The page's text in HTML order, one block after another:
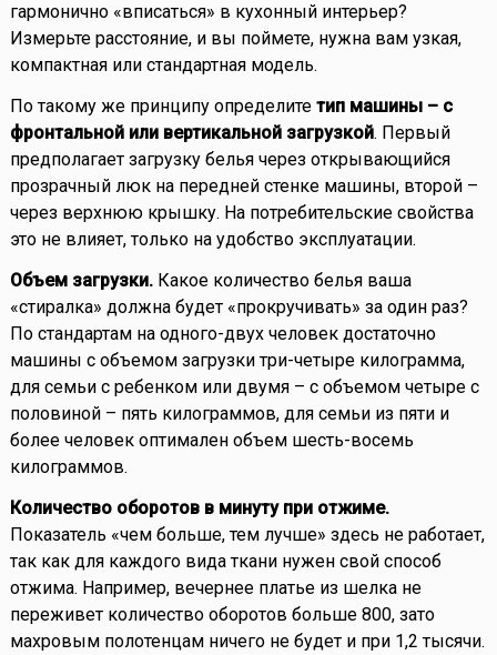
гармонично «вписаться» в кухонный интерьер?
Измерьте расстояние, и вы поймете, нужна вам узкая,
компактная или стандартная модель.
По такому же принципу определите тип машины – с
фронтальной или вертикальной загрузкой. Первый
предполагает загрузку белья через открывающийся
прозрачный люк на передней стенке машины, второй –
через верхнюю крышку. На потребительские свойства
это не влияет, только на удобство эксплуатации.
Объем загрузки.Какое количество белья ваша
«стиралка» должна будет «прокручивать» за один раз?
По стандартам на одного-двух человек достаточно
машины с объемом загрузки три-четыре килограмма,
для семьи с ребенком или двумя – с объемом четыре с
половиной – пять килограммов, для семьи из пяти и
более человек оптимален объем шесть-восемь
килограммов.
Количество оборотов в минуту при отжиме.
Показатель «чем больше, тем лучше» здесь не работает,
так как для каждого вида ткани нужен свой способ
отжима. Например, вечернее платье из шелка не
переживет количество оборотов больше 800, зато
махровым полотенцам ничего не будет и при 1,2 тысячи.